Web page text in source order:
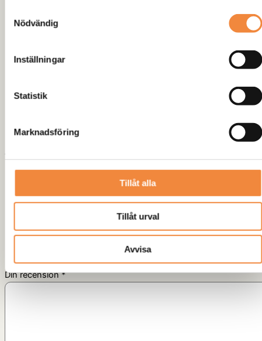
Nödvändig
Inställningar
Statistik
Marknadsföring
Tillåt alla
Tillåt urval
Avvisa
Tillverkade i Italien.
Det finns inga recensioner än.
Bli först med att recensera
”Höjningskit +5cm Nissan Patrol
Din e-postadress kommer inte publiceras.
Din recension*